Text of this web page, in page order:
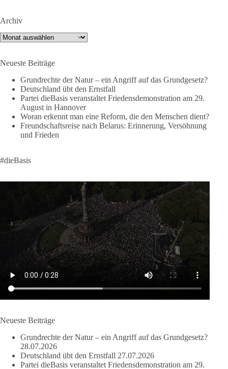
🟩🟩🟦🟦🟥🟥🟧🟧
Menschen mitbekommen, wofür wir stehen und warum es sich
lohnt, dieBasis zu wählen.
Mehr Infos:https://diebasis-st.de/wahlprogramm/
#dieBasis #Landtagswahl
#DeineStimmezählt #jetztunterstützen
58
DieBasis
🔎 Über 100-mal keine Antwort.
Anthony Fauci, Immunologe und Berater des ehemaligen US-
Präsidenten, hat bei einer Anhörung des US-Senats auf mehr
als 100 Fragen die Aussage verweigert. Die juristische
Bewertung werden Gerichte und Ermittlungen klären – auch
auf Basis seines Tagebuches. Doch unabhängig davon zeigt
der Vorgang eines deutlich:
Antworten:
❓ Wie wurden politische Entscheidungen getroffen?
Archiv
Archiv
Neueste Beiträge
Grundrechte der Natur – ein Angriff auf das Grundgesetz?
Deutschland übt den Ernstfall
Partei dieBasis veranstaltet Friedensdemonstration am 29.
August in Hannover
Woran erkennt man eine Reform, die den Menschen dient?
Freundschaftsreise nach Belarus: Erinnerung, Versöhnung
und Frieden
#dieBasis
Neueste Beiträge
Grundrechte der Natur – ein Angriff auf das Grundgesetz?
28.07.2026
Deutschland übt den Ernstfall 27.07.2026
Partei dieBasis veranstaltet Friedensdemonstration am 29.